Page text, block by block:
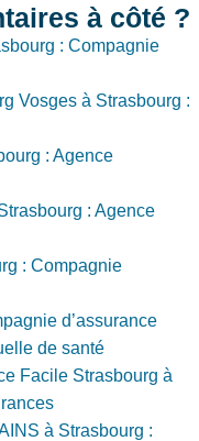
à côté ?
: Compagnie
Vosges à Strasbourg :
: Agence
: Agence
: Compagnie
d’assurance
de santé
Facile Strasbourg à
à Strasbourg :